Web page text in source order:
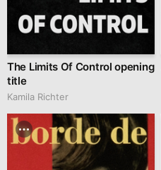
The Limits Of Control opening
title
Kamila Richter